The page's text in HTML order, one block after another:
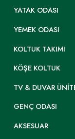
YATAK ODASI
YEMEK ODASI
KOLTUK TAKIMI
KÖŞE KOLTUK
TV & DUVAR
GENÇ ODASI
AKSESUAR